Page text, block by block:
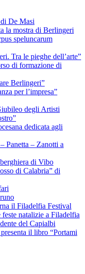
De Masi
la mostra di Berlingeri
speluncarum
Tra le pieghe dell’arte”
di formazione di
Berlingeri”
per l’impresa”
degli Artisti
dedicata agli
Panetta – Zanotti a
di Vibo
di Calabria” di
il Filadelfia Festival
natalizie a Filadelfia
del Capialbi
il libro “Portami